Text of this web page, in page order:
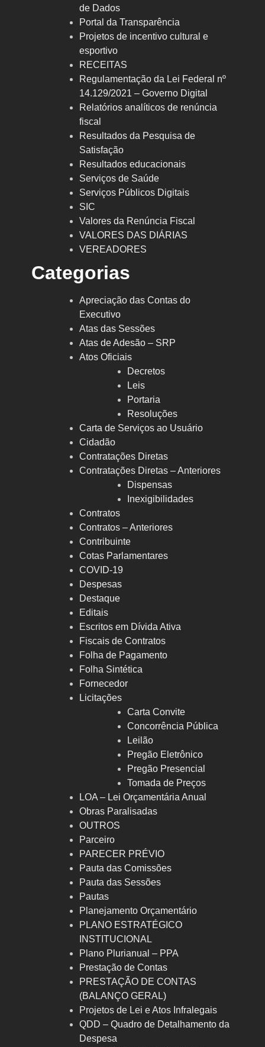
de Dados
Portal da Transparência
Projetos de incentivo cultural e
esportivo
RECEITAS
Regulamentação da Lei Federal nº
14.129/2021 – Governo Digital
Relatórios analíticos de renúncia
fiscal
Resultados da Pesquisa de
Satisfação
Resultados educacionais
Serviços de Saúde
Serviços Públicos Digitais
SIC
Valores da Renúncia Fiscal
VALORES DAS DIÁRIAS
VEREADORES
Categorias
Apreciação das Contas do
Executivo
Atas das Sessões
Atas de Adesão – SRP
Atos Oficiais
Decretos
Leis
Portaria
Resoluções
Carta de Serviços ao Usuário
Cidadão
Contratações Diretas
Contratações Diretas – Anteriores
Dispensas
Inexigibilidades
Contratos
Contratos – Anteriores
Contribuinte
Cotas Parlamentares
COVID-19
Despesas
Destaque
Editais
Escritos em Dívida Ativa
Fiscais de Contratos
Folha de Pagamento
Folha Sintética
Fornecedor
Licitações
Carta Convite
Concorrência Pública
Leilão
Pregão Eletrônico
Pregão Presencial
Tomada de Preços
LOA – Lei Orçamentária Anual
Obras Paralisadas
OUTROS
Parceiro
PARECER PRÉVIO
Pauta das Comissões
Pauta das Sessões
Pautas
Planejamento Orçamentário
PLANO ESTRATÉGICO
INSTITUCIONAL
Plano Plurianual – PPA
Prestação de Contas
PRESTAÇÃO DE CONTAS
(BALANÇO GERAL)
Projetos de Lei e Atos Infralegais
QDD – Quadro de Detalhamento da
Despesa